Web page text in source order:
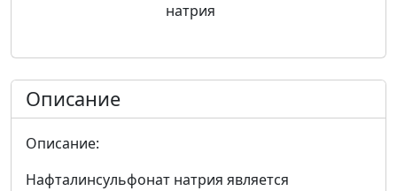
натрия
Описание
Описание:
Нафталинсульфонат натрия является